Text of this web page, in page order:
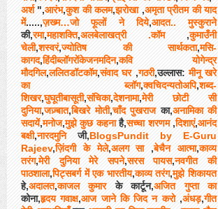
अर्श",आरंभ,कुश की कलम,झरोखा,अमृता प्रीतम की याद
में.....,ज़ख्म…जो फूलों ने दिये,आदत.. मुस्कुराने
की,रमा,महाशक्ति,अलबेलाखत्री .कॉम ,कुमाउँनी
चेली,शस्वरं,ज्योतिष की सार्थकता,मसि-
कागद,हिंदीब्लॉगरोंकेजनमदिन,कवि योगेन्द्र
मौदगिल,ललितडॉटकॉम,संवाद घर,गठरी,उल्लास:मीनू खरे
का ब्लॉग,क्वचिदन्यतोअपि,शब्द-
शिखर,घुघूतीबासूती,संचिका,देशनामा,मेरी छोटी सी
दुनिया,जज़्बात,बिखरे मोती,चाँद पुखराजका,अनामिका की
सदायें,मनोज,मुझे कुछ कहनाहै,सच्चा शरणम,दिशाएं,आनंद
बक्षी,नारदमुनिजी,BlogsPundit by E-Guru
Rajeev,ज़िंदगी के मेले,अलग सा,बेचैन आत्मा,काव्य
तरंग,मेरी दुनिया मेरे सपने,सरस पायस,नवगीत की
पाठशाला,पिट्सबर्ग में एक भारतीय,काव्य तरंग,मुझे शिकायत
हे,अदालत,काजल कुमारके कार्टून,अजित गुप्‍ता का
कोना,हृदय गवाक्ष,आज जाने कि जिद न करो ,अंधड़,गीत